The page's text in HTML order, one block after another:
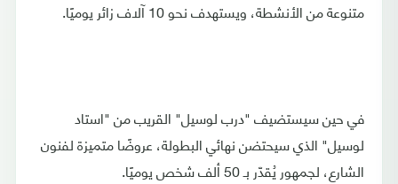
متنوعة من الأنشطة، ويستهدف نحو 10 آلاف زائر يوميًا.
في حين سيستضيف "درب لوسيل" القريب من "استاد
لوسيل" الذي سيحتضن نهائي البطولة، عروضًا متميزة لفنون
الشارع، لجمهور يُقدّر بـ 50 ألف شخص يوميًا.